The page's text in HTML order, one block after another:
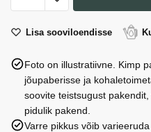
roosiLisa sooviloendisse
Foto on illustratiivne. Kimp
jõupaberisse ja
soovite teistsugust
pidulik pakend.
Varre pikkus võib